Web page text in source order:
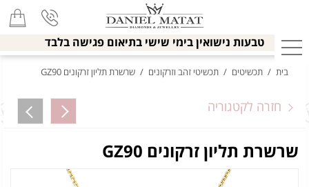
טבעות נישואין בימי שישי בתיאום פגישה בלבד
בית / תכשיטים / תכשיטי זהב וזרקונים / שרשרת תליון זרקונים GZ90
חזרה לקטגוריה
שרשרת תליון זרקונים GZ90